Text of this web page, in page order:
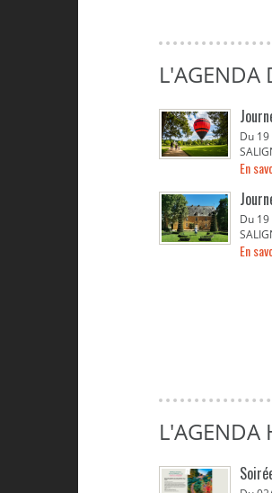
L'AGENDA
Du
En
Du
En
L'AGENDA